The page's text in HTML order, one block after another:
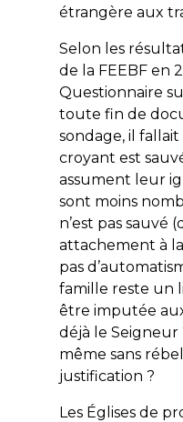
étrangère aux
Selon les
de la FEEBF en
Questionnaire
toute fin de
sondage, il
croyant est
assument leur
sont moins
n’est pas sauvé
attachement à la
pas
famille reste un
être imputée
déjà le Seigneur
même sans
justification ?
Les Églises de